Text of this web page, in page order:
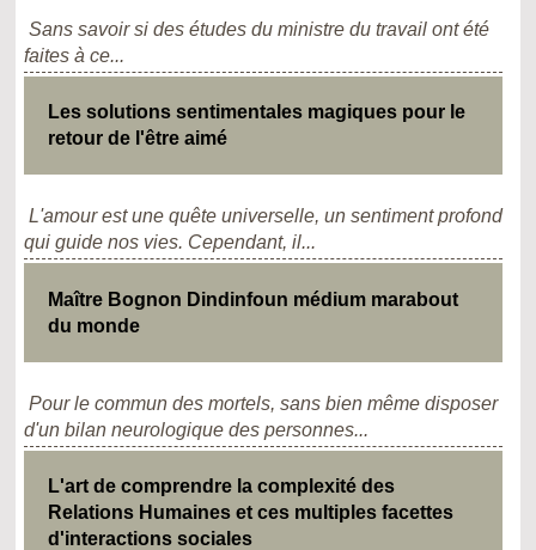
Sans savoir si des études du ministre du travail ont été
faites à ce...
Les solutions sentimentales magiques pour le
retour de l'être aimé
L'amour est une quête universelle, un sentiment profond
qui guide nos vies. Cependant, il...
Maître Bognon Dindinfoun médium marabout
du monde
Pour le commun des mortels, sans bien même disposer
d'un bilan neurologique des personnes...
L'art de comprendre la complexité des
Relations Humaines et ces multiples facettes
d'interactions sociales